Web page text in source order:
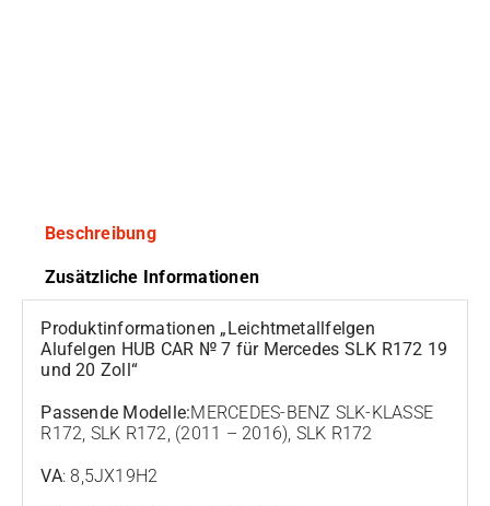
Beschreibung
Zusätzliche Informationen
Produktinformationen „Leichtmetallfelgen
Alufelgen HUB CAR № 7 für Mercedes SLK R172 19
und 20 Zoll“
Passende Modelle:MERCEDES-BENZ SLK-KLASSE
R172, SLK R172, (2011 – 2016), SLK R172
VA: 8,5JX19H2